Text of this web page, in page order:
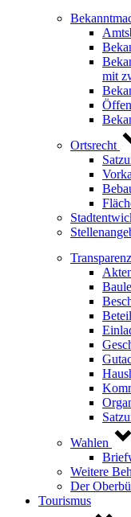
mit
Ortsrecht
Wahlen
Weitere
Der
Tourismus